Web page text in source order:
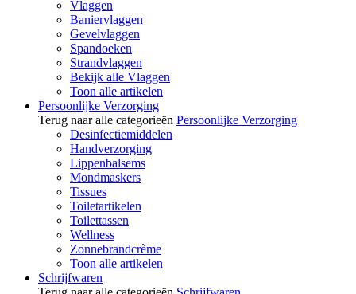
Vlaggen
Baniervlaggen
Gevelvlaggen
Spandoeken
Strandvlaggen
Bekijk alle Vlaggen
Toon alle artikelen
Persoonlijke Verzorging
Terug naar alle categorieën Persoonlijke Verzorging
Desinfectiemiddelen
Handverzorging
Lippenbalsems
Mondmaskers
Tissues
Toiletartikelen
Toilettassen
Wellness
Zonnebrandcrème
Toon alle artikelen
Schrijfwaren